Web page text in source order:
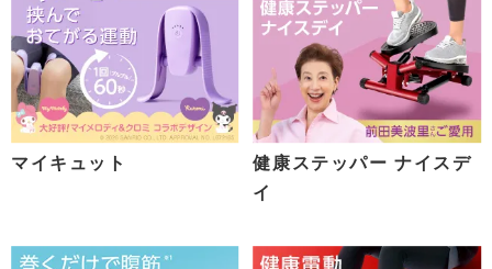
マイキュット
健康ステッパー ナイスデ
イ